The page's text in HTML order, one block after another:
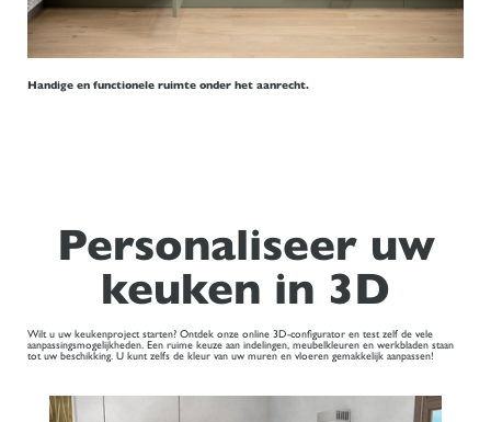
Handige en functionele ruimte onder het aanrecht.
Personaliseer uw
keuken in 3D
Wilt u uw keukenproject starten? Ontdek onze online 3D-configurator en test zelf de vele
aanpassingsmogelijkheden. Een ruime keuze aan indelingen, meubelkleuren en werkbladen staan
tot uw beschikking. U kunt zelfs de kleur van uw muren en vloeren gemakkelijk aanpassen!